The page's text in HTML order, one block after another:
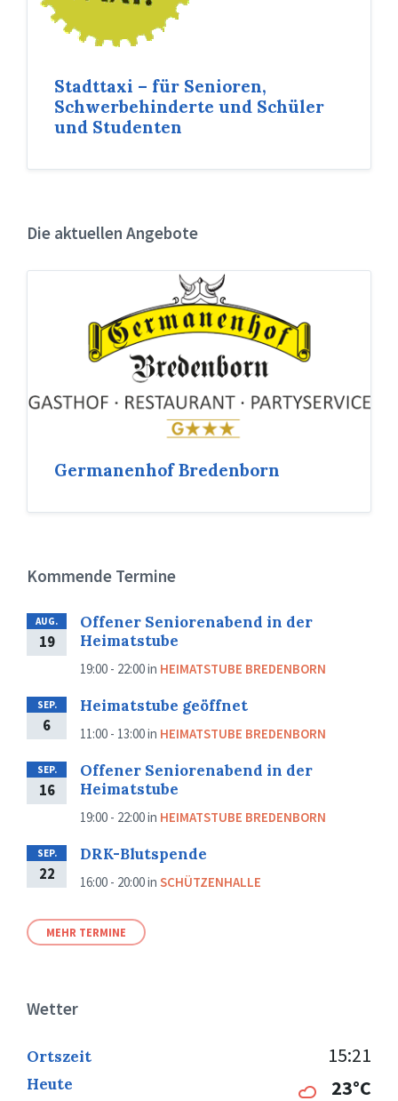
Stadttaxi – für Senioren,
Schwerbehinderte und Schüler
und Studenten
Die aktuellen Angebote
Germanenhof Bredenborn
Kommende Termine
AUG.
19
Offener Seniorenabend in der
Heimatstube
19:00 - 22:00in HEIMATSTUBE BREDENBORN
SEP.
6
Heimatstube geöffnet
11:00 - 13:00in HEIMATSTUBE BREDENBORN
SEP.
16
Offener Seniorenabend in der
Heimatstube
19:00 - 22:00in HEIMATSTUBE BREDENBORN
SEP.
22
DRK-Blutspende
16:00 - 20:00in SCHÜTZENHALLE
MEHR TERMINE
Wetter
Ortszeit 15:21
Heute 23°C